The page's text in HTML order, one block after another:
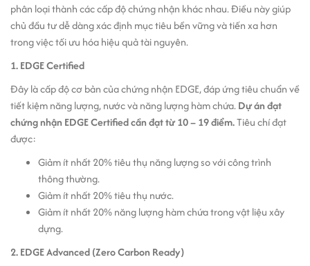
phân loại thành các cấp độ chứng nhận khác nhau. Điều này giúp
chủ đầu tư dễ dàng xác định mục tiêu bền vững và tiến xa hơn
trong việc tối ưu hóa hiệu quả tài nguyên.
1. EDGE Certified
Đây là cấp độ cơ bản của chứng nhận EDGE, đáp ứng tiêu chuẩn về
tiết kiệm năng lượng, nước và năng lượng hàm chứa.Dự án đạt
chứng nhận EDGE Certified cần đạt từ 10 – 19 điểm.Tiêu chí đạt
được:
Giảm ít nhất 20% tiêu thụ năng lượng so với công trình
thông thường.
Giảm ít nhất 20% tiêu thụ nước.
Giảm ít nhất 20% năng lượng hàm chứa trong vật liệu xây
dựng.
2. EDGE Advanced (Zero Carbon Ready)